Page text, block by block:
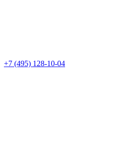
+7 (495) 128-10-04